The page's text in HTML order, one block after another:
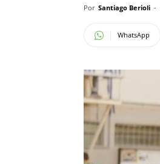
Por Santiago Berioli -
WhatsApp